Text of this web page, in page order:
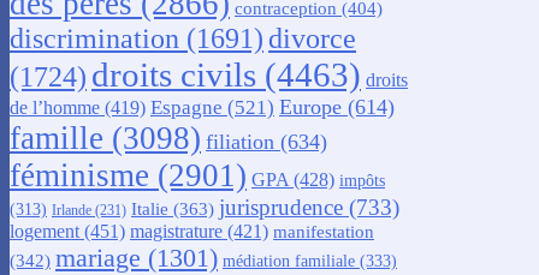
contraception (404)
discrimination (1691) divorce
(1724) droits civils (4463) droits
de l’homme (419) Espagne (521) Europe (614)
famille (3098) filiation (634)
féminisme (2901) GPA (428) impôts
(313) Irlande (231) Italie (363) jurisprudence (733)
logement (451) magistrature (421) manifestation
(342) mariage (1301) médiation familiale (333)